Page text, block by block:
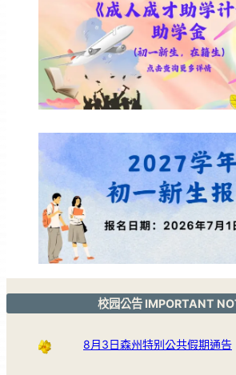
校园公告 IMPORTANT
8月3日森州特别公共假期通告